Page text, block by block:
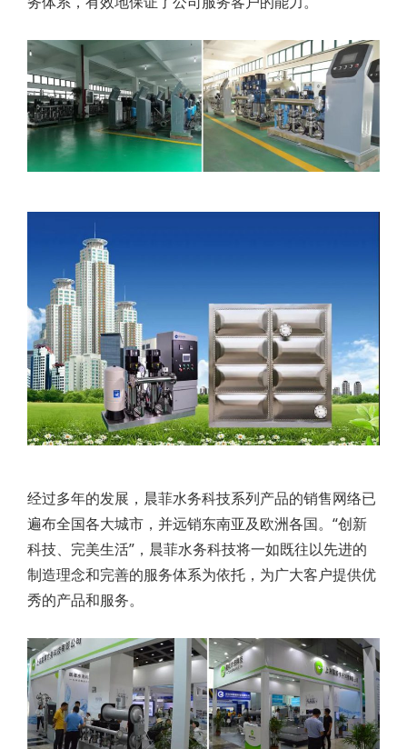
经过多年的发展，晨菲水务科技系列产品的销售网络已
遍布全国各大城市，并远销东南亚及欧洲各国。“创新
科技、完美生活”，晨菲水务科技将一如既往以先进的
制造理念和完善的服务体系为依托，为广大客户提供优
秀的产品和服务。